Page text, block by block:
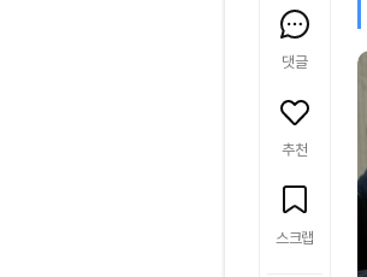
댓글
추천
스크랩